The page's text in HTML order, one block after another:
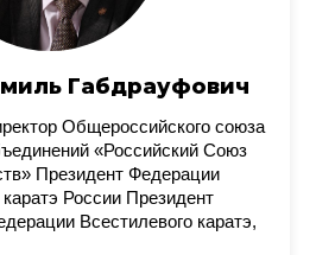
Габдрауфович
Общероссийского союза
«Российский Союз
Президент Федерации
России Президент
Всестилевого каратэ,